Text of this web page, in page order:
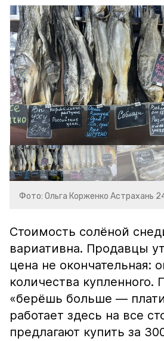
Фото: Ольга Корженко Астрахань
Стоимость солёной
вариативна. Продавцы
цена не окончательная:
количества купленного.
«берёшь больше —
работает здесь на все
предлагают купить за